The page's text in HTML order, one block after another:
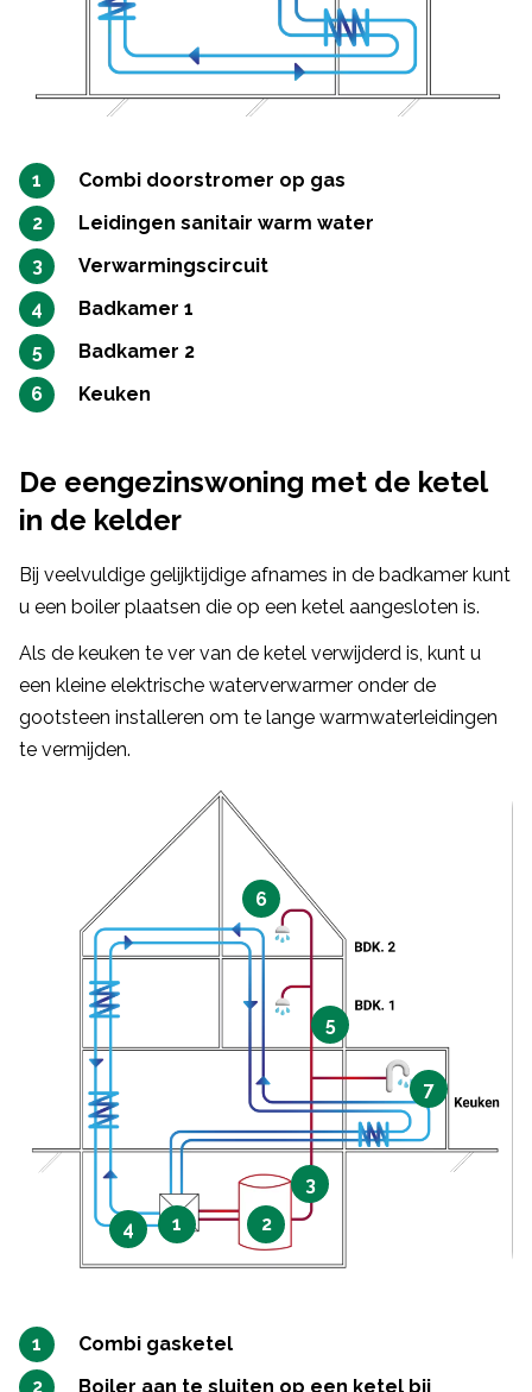
Combi doorstromer op gas
Leidingen sanitair warm water
Verwarmingscircuit
Badkamer 1
Badkamer 2
Keuken
De eengezinswoning met de ketel
in de kelder
Bij veelvuldige gelijktijdige afnames in de badkamer kunt
u een boiler plaatsen die op een ketel aangesloten is.
Als de keuken te ver van de ketel verwijderd is, kunt u
een kleine elektrische waterverwarmer onder de
gootsteen installeren om te lange warmwaterleidingen
te vermijden.
1 2
3
4
5
6
7
Combi gasketel
Boiler aan te sluiten op een ketel bij